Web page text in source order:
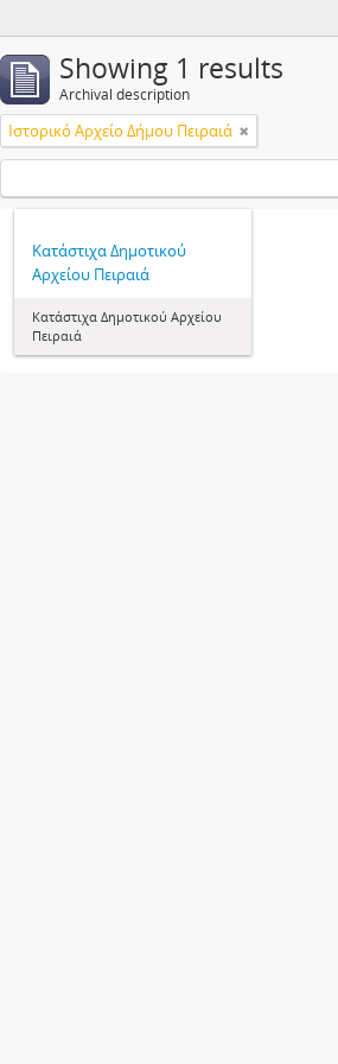
Showing 1 results
Archival description
Ιστορικό Αρχείο Δήμου Πειραιά
Κατάστιχα Δημοτικού
Αρχείου Πειραιά
Κατάστιχα Δημοτικού Αρχείου
Πειραιά